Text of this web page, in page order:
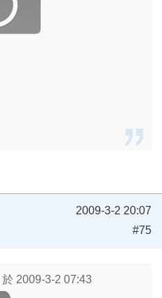
2009-3-2 20:07
#75
於 2009-3-2 07:43